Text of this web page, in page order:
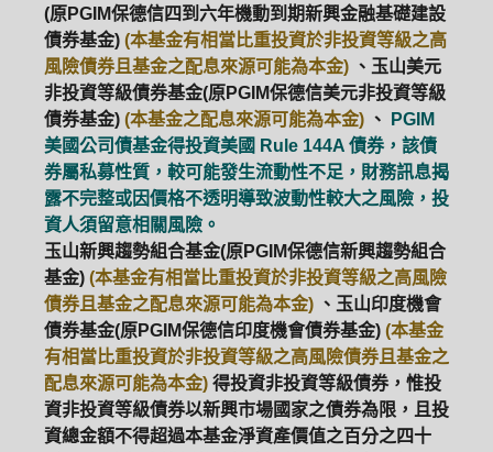
(原PGIM保德信四到六年機動到期新興金融基礎建設
債券基金) (本基金有相當比重投資於非投資等級之高
風險債券且基金之配息來源可能為本金) 、玉山美元
非投資等級債券基金(原PGIM保德信美元非投資等級
債券基金) (本基金之配息來源可能為本金) 、
PGIM
美國公司債基金得投資美國 Rule 144A 債券，該債
券屬私募性質，較可能發生流動性不足，財務訊息揭
露不完整或因價格不透明導致波動性較大之風險，投
資人須留意相關風險。
玉山新興趨勢組合基金(原PGIM保德信新興趨勢組合
基金) (本基金有相當比重投資於非投資等級之高風險
債券且基金之配息來源可能為本金) 、玉山印度機會
債券基金(原PGIM保德信印度機會債券基金) (本基金
有相當比重投資於非投資等級之高風險債券且基金之
配息來源可能為本金) 得投資非投資等級債券，惟投
資非投資等級債券以新興市場國家之債券為限，且投
資總金額不得超過本基金淨資產價值之百分之四十